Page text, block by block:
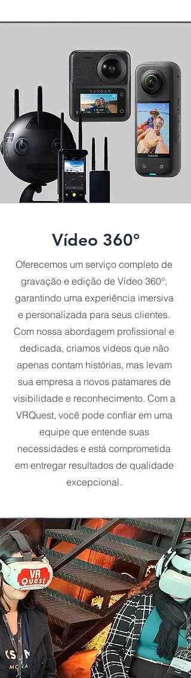
Vídeo 360°
Oferecemos um serviço completo de
gravação e edição de Vídeo 360°,
garantindo uma experiência imersiva
e personalizada para seus clientes.
Com nossa abordagem profissional e
dedicada, criamos vídeos que não
apenas contam histórias, mas levam
sua empresa a novos patamares de
visibilidade e reconhecimento. Com a
VRQuest, você pode confiar em uma
equipe que entende suas
necessidades e está comprometida
em entregar resultados de qualidade
excepcional.